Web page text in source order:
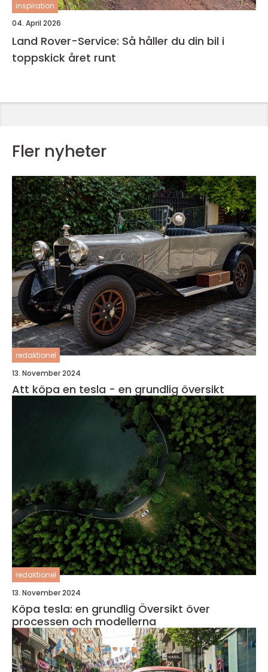
inspiration
04. April 2026
Land Rover-Service: Så håller du din bil i
toppskick året runt
Fler nyheter
redaktionel
13. November 2024
Att köpa en tesla - en grundlig översikt
redaktionel
13. November 2024
Köpa tesla: en grundlig Översikt över
processen och modellerna